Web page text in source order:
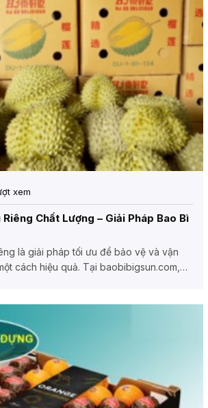
xem
Chất Lượng – Giải Pháp Bao Bì
là giải pháp tối ưu để bảo vệ và vận
cách hiệu quả. Tại baobibigsun.com,